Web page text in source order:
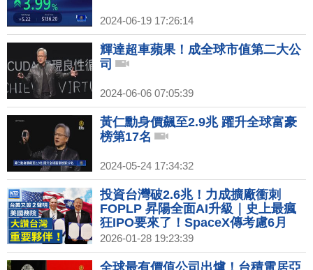
2024-06-19 17:26:14
輝達超車蘋果！成全球市值第二大公
司
2024-06-06 07:05:39
黃仁勳身價飆至2.9兆 躍升全球富豪
榜第17名
2024-05-24 17:34:32
投資台灣破2.6兆！力成擴廠衝刺
FOPLP 昇陽全面AI升級｜史上最瘋
狂IPO要來了！SpaceX傳考慮6月
IPO｜台美又簽2項聲明 國務院讚台
灣「重要夥伴」！｜川普樂見「弱勢
美元」 市場估美元迎新一輪貶值
2026-01-28 19:23:39